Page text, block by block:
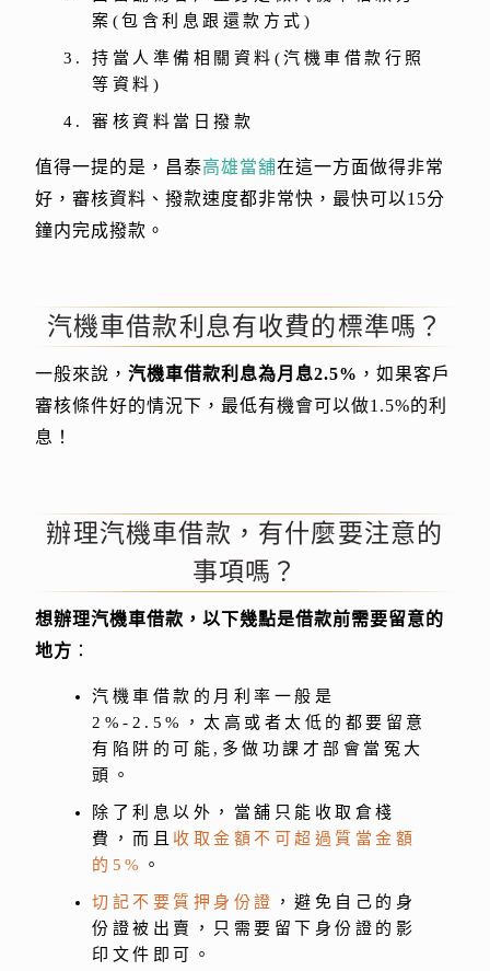
案(包含利息跟還款方式)
持當人準備相關資料(汽機車借款行照
等資料)
審核資料當日撥款
值得一提的是，昌泰高雄當舖在這一方面做得非常
好，審核資料、撥款速度都非常快，最快可以15分
鐘内完成撥款。
汽機車借款利息有收費的標準嗎？
一般來說，汽機車借款利息為月息2.5% ，如果客戶
審核條件好的情況下，最低有機會可以做1.5%的利
息！
辦理汽機車借款，有什麼要注意的
事項嗎？
想辦理汽機車借款，以下幾點是借款前需要留意的
地方 ：
汽機車借款的月利率一般是
2%-2.5%，太高或者太低的都要留意
有陷阱的可能,多做功課才部會當冤大
頭。
除了利息以外，當舖只能收取倉棧
費，而且 收取金額不可超過質當金額
的5%
。
切記不要質押身份證
，避免自己的身
份證被出賣，只需要留下身份證的影
印文件即可。